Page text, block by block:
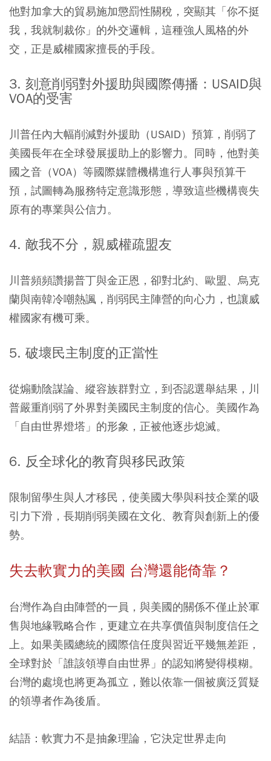
他對加拿大的貿易施加懲罰性關稅，突顯其「你不挺
我，我就制裁你」的外交邏輯，這種強人風格的外
交，正是威權國家擅長的手段。
3. 刻意削弱對外援助與國際傳播：USAID與
VOA的受害
川普任內大幅削減對外援助（USAID）預算，削弱了
美國長年在全球發展援助上的影響力。同時，他對美
國之音（VOA）等國際媒體機構進行人事與預算干
預，試圖轉為服務特定意識形態，導致這些機構喪失
原有的專業與公信力。
4. 敵我不分，親威權疏盟友
川普頻頻讚揚普丁與金正恩，卻對北約、歐盟、烏克
蘭與南韓冷嘲熱諷，削弱民主陣營的向心力，也讓威
權國家有機可乘。
5. 破壞民主制度的正當性
從煽動陰謀論、縱容族群對立，到否認選舉結果，川
普嚴重削弱了外界對美國民主制度的信心。美國作為
「自由世界燈塔」的形象，正被他逐步熄滅。
6. 反全球化的教育與移民政策
限制留學生與人才移民，使美國大學與科技企業的吸
引力下滑，長期削弱美國在文化、教育與創新上的優
勢。
失去軟實力的美國 台灣還能倚靠？
台灣作為自由陣營的一員，與美國的關係不僅止於軍
售與地緣戰略合作，更建立在共享價值與制度信任之
上。如果美國總統的國際信任度與習近平幾無差距，
全球對於「誰該領導自由世界」的認知將變得模糊。
台灣的處境也將更為孤立，難以依靠一個被廣泛質疑
的領導者作為後盾。
結語：軟實力不是抽象理論，它決定世界走向